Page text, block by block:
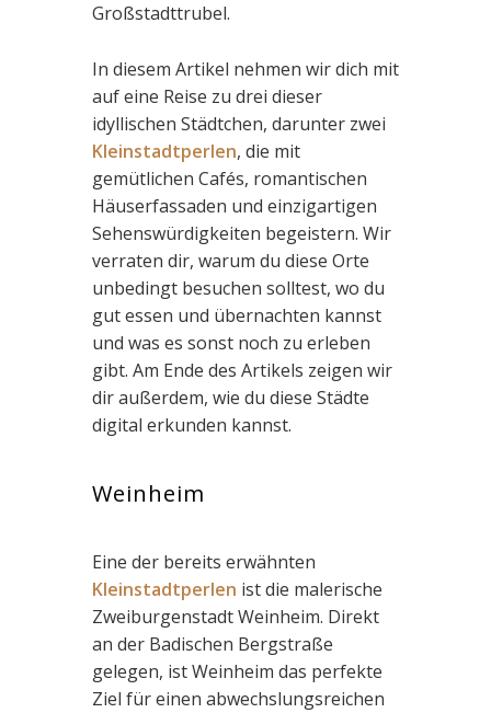
Großstadttrubel.
In diesem Artikel nehmen wir dich mit
auf eine Reise zu drei dieser
idyllischen Städtchen, darunter zwei
Kleinstadtperlen, die mit
gemütlichen Cafés, romantischen
Häuserfassaden und einzigartigen
Sehenswürdigkeiten begeistern. Wir
verraten dir, warum du diese Orte
unbedingt besuchen solltest, wo du
gut essen und übernachten kannst
und was es sonst noch zu erleben
gibt. Am Ende des Artikels zeigen wir
dir außerdem, wie du diese Städte
digital erkunden kannst.
Weinheim
Eine der bereits erwähnten
Kleinstadtperlen ist die malerische
Zweiburgenstadt Weinheim. Direkt
an der Badischen Bergstraße
gelegen, ist Weinheim das perfekte
Ziel für einen abwechslungsreichen